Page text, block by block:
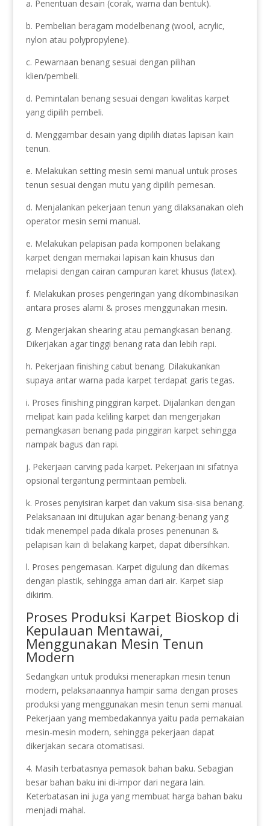
a. Penentuan desain (corak, warna dan bentuk).
b. Pembelian beragam modelbenang (wool, acrylic,
nylon atau polypropylene).
c. Pewarnaan benang sesuai dengan pilihan
klien/pembeli.
d. Pemintalan benang sesuai dengan kwalitas karpet
yang dipilih pembeli.
d. Menggambar desain yang dipilih diatas lapisan kain
tenun.
e. Melakukan setting mesin semi manual untuk proses
tenun sesuai dengan mutu yang dipilih pemesan.
d. Menjalankan pekerjaan tenun yang dilaksanakan oleh
operator mesin semi manual.
e. Melakukan pelapisan pada komponen belakang
karpet dengan memakai lapisan kain khusus dan
melapisi dengan cairan campuran karet khusus (latex).
f. Melakukan proses pengeringan yang dikombinasikan
antara proses alami & proses menggunakan mesin.
g. Mengerjakan shearing atau pemangkasan benang.
Dikerjakan agar tinggi benang rata dan lebih rapi.
h. Pekerjaan finishing cabut benang. Dilakukankan
supaya antar warna pada karpet terdapat garis tegas.
i. Proses finishing pinggiran karpet. Dijalankan dengan
melipat kain pada keliling karpet dan mengerjakan
pemangkasan benang pada pinggiran karpet sehingga
nampak bagus dan rapi.
j. Pekerjaan carving pada karpet. Pekerjaan ini sifatnya
opsional tergantung permintaan pembeli.
k. Proses penyisiran karpet dan vakum sisa-sisa benang.
Pelaksanaan ini ditujukan agar benang-benang yang
tidak menempel pada dikala proses penenunan &
pelapisan kain di belakang karpet, dapat dibersihkan.
l. Proses pengemasan. Karpet digulung dan dikemas
dengan plastik, sehingga aman dari air. Karpet siap
dikirim.
Proses Produksi Karpet Bioskop di
Kepulauan Mentawai,
Menggunakan Mesin Tenun
Modern
Sedangkan untuk produksi menerapkan mesin tenun
modern, pelaksanaannya hampir sama dengan proses
produksi yang menggunakan mesin tenun semi manual.
Pekerjaan yang membedakannya yaitu pada pemakaian
mesin-mesin modern, sehingga pekerjaan dapat
dikerjakan secara otomatisasi.
4. Masih terbatasnya pemasok bahan baku. Sebagian
besar bahan baku ini di-impor dari negara lain.
Keterbatasan ini juga yang membuat harga bahan baku
menjadi mahal.